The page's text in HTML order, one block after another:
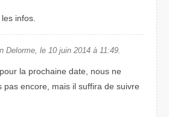
infos.
Delorme, le 10 juin 2014 à 11:49.
la prochaine date, nous ne
pas encore, mais il suffira de suivre